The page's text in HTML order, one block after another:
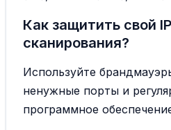
Как защитить свой
сканирования?
Используйте
ненужные порты и
программное